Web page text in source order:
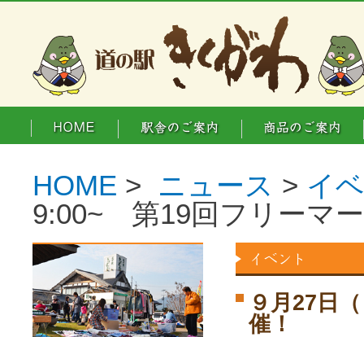
HOME > ニュース > イ
9:00~ 第19回フリーマ
９月27日
催！